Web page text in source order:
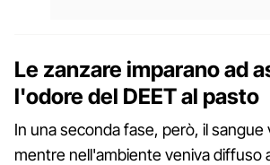
Le zanzare imparano ad
l'odore del DEET al pasto
In una seconda fase, però, il
mentre nell'ambiente veniva diffuso